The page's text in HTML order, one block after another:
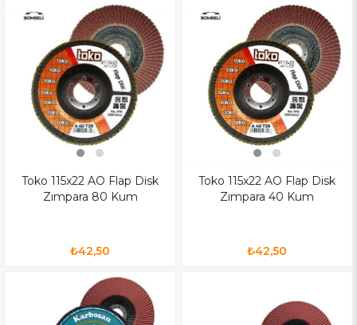
Toko 115x22 AO Flap Disk
Zımpara 80 Kum
₺42,50
Toko 115x22 AO Flap Disk
Zımpara 40 Kum
₺42,50